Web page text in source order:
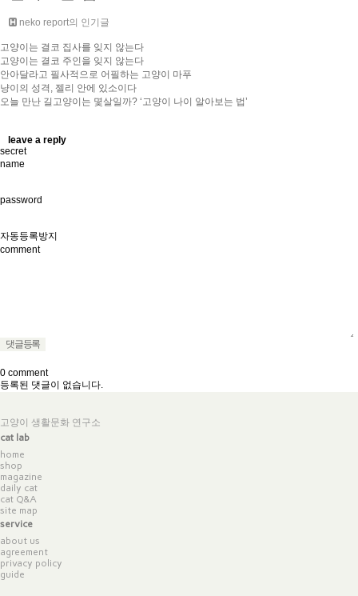
neko report의 인기글
고양이는 결코 집사를 잊지 않는다
고양이는 결코 주인을 잊지 않는다
안아달라고 필사적으로 어필하는 고양이 마푸
냥이의 성격, 젤리 안에 있소이다
오늘 만난 길고양이는 몇살일까? ‘고양이 나이 알아보는 법’
leave a reply
secret
name
password
자동등록방지
comment
0 comment
등록된 댓글이 없습니다.
고양이 생활문화 연구소
cat lab
home
shop
magazine
daily cat
cat Q&A
site map
service
about us
agreement
privacy policy
guide